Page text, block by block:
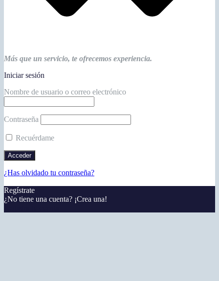
Más que un servicio, te ofrecemos experiencia.
Iniciar sesión
Nombre de usuario o correo electrónico
Contraseña
Recuérdame
¿Has olvidado tu contraseña?
Regístrate
¿No tiene una cuenta? ¡Crea una!